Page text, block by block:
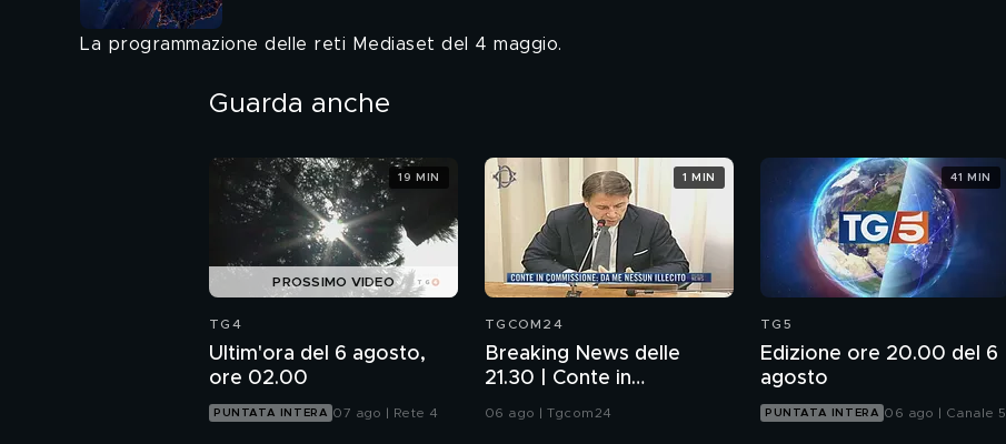
La programmazione delle reti Mediaset del 4 maggio.
Guarda anche
PROSSIMO VIDEO
TG4
Ultim'ora del 6 agosto,
ore 02.00
PUNTATA INTERA 07 ago | Rete 4
19 MIN
TGCOM24
Breaking News delle
21.30 | Conte in
Commissione: da me
06 ago | Tgcom24
1 MIN
TG5
Edizione ore 20.00 del 6
agosto
PUNTATA INTERA 06 ago | Canale 5
41 MIN